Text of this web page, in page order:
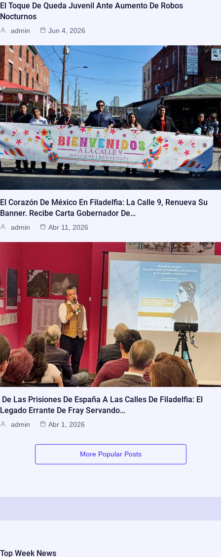
El Toque De Queda Juvenil Ante Aumento De Robos
Nocturnos
admin Jun 4, 2026
El Corazón De México En Filadelfia: La Calle 9, Renueva Su
Banner. Recibe Carta Gobernador De…
admin Abr 11, 2026
De Las Prisiones De España A Las Calles De Filadelfia: El
Legado Errante De Fray Servando…
admin Abr 1, 2026
More Popular Posts
Top Week News